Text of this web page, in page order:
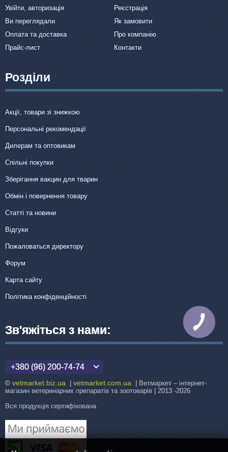
Увійти, авторизація
Реєстрація
Ви переглядали
Як замовити
Оплата та доставка
Про компанію
Прайс-лист
Контакти
Розділи
Акції, товари зі знижкою
Персональні рекомендації
Дилерам та оптовикам
Спільні покупки
Зберігання вакцин для тварин
Обмін і повернення товару
Статті та новини
Відгуки
Пожаловаться директору
Форум
Карта сайту
Політика конфіденційності
Зв'яжіться з нами:
+380 (96) 200-74-74
© vetmarket.biz.ua vetmarket.com.ua | Ветмаркет – інтернет-
магазин ветеринарних препаратів та зоотоварів | 2013 -2026
Вся продукція сертифікована
КНОПКА
ЗВ'ЯЗКУ